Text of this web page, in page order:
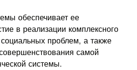
обеспечивает ее
в реализации комплексного
проблем, а также
самой
системы.